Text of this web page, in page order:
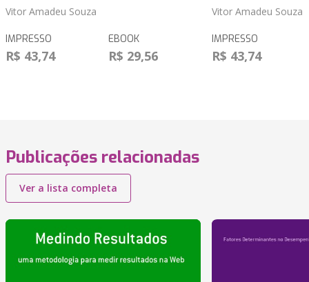
Vitor Amadeu Souza
IMPRESSO
R$ 43,74
EBOOK
R$ 29,56
Vitor Amadeu Souza
IMPRESSO
R$ 43,74
Publicações relacionadas
Ver a lista completa